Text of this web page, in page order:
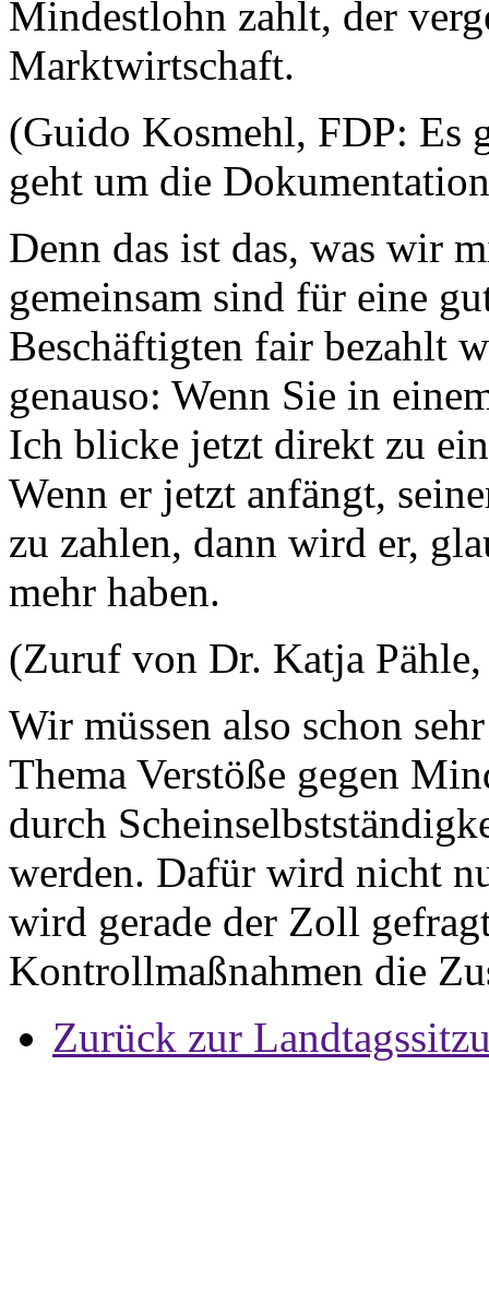
Mindestlohn zahlt, der
Marktwirtschaft.
(Guido Kosmehl, FDP: Es
geht um die
Denn das ist das, was wir
gemeinsam sind für eine
Beschäftigten fair bezahlt
genauso: Wenn Sie in
Ich blicke jetzt direkt zu
Wenn er jetzt anfängt,
zu zahlen, dann wird er,
mehr haben.
(Zuruf von Dr. Katja
Wir müssen also schon
Thema Verstöße gegen
durch
werden. Dafür wird nicht
wird gerade der Zoll
Kontrollmaßnahmen die
Zurück zur